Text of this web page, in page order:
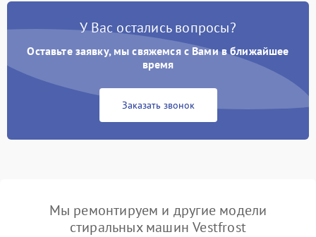
У Вас остались вопросы?
Оставьте заявку, мы свяжемся с Вами в ближайшее
время
Заказать звонок
Мы ремонтируем и другие модели
стиральных машин Vestfrost